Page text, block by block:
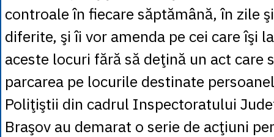
controale în fiecare săptămână, în zile
diferite, şi îi vor amenda pe cei care îşi
aceste locuri fără să deţină un act care
parcarea pe locurile destinate
Poliţiştii din cadrul Inspectoratului
Braşov au demarat o serie de acţiuni